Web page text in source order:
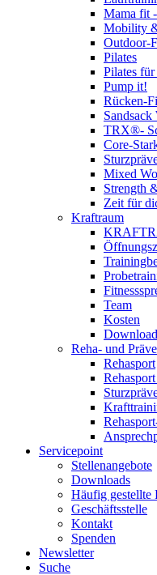
Mama fit
Mobility
Outdoor-
Pilates
Pilates
Pump it!
Rücken-
TRX®-
Core-
Mixed
Strength
Zeit für
Kraftraum
Team
Kosten
Reha- und
Rehasport
Servicepoint
Stellenangebote
Downloads
Häufig gestellte
Geschäftsstelle
Kontakt
Spenden
Newsletter
Suche